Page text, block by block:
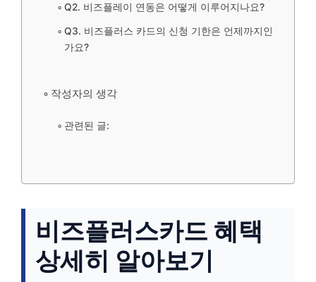
Q2. 비즈플레이 연동은 어떻게 이루어지나요?
Q3. 비즈플러스 카드의 신청 기한은 언제까지인
가요?
작성자의 생각
관련된 글:
비즈플러스카드 혜택
상세히 알아보기